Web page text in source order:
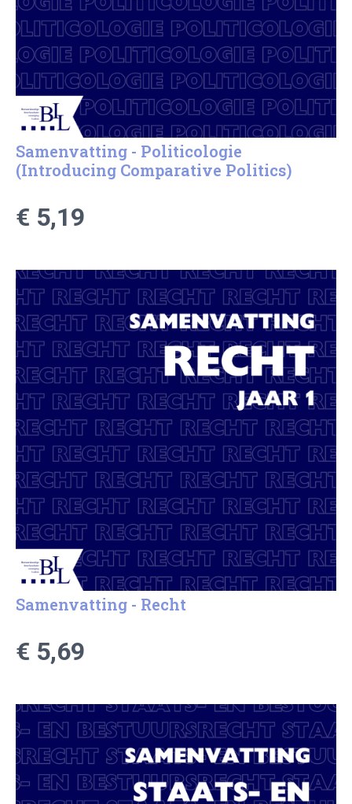
Samenvatting - Politicologie
(Introducing Comparative Politics)
€ 5,19
Samenvatting - Recht
€ 5,69